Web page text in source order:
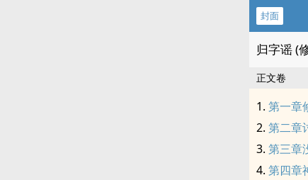
封面
归字谣 (
正文卷
第一章
第二章
第三章
第四章